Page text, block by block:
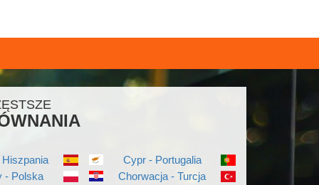
- Polska
Cypr - Portugalia
Chorwacja - Turcja